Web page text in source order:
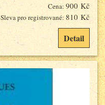
Cena: 900 Kč
Sleva pro registrované: 810 Kč
Detail